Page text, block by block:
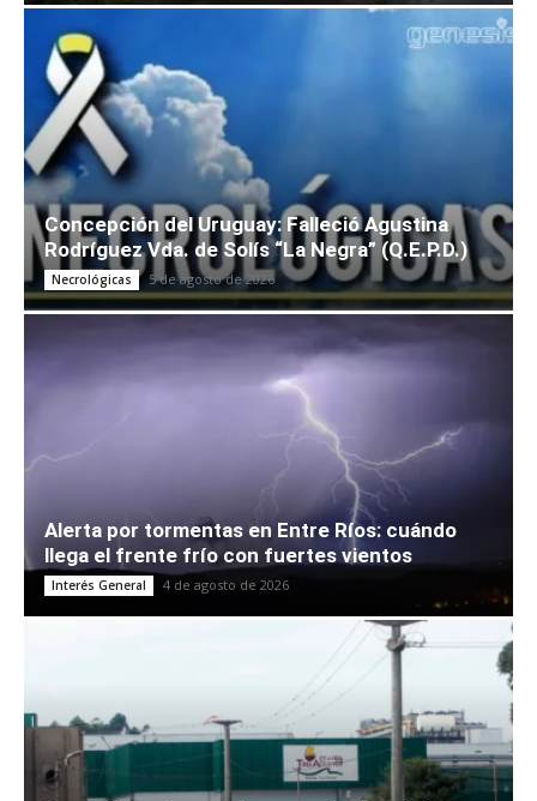
Concepción del Uruguay: Falleció Agustina
Rodríguez Vda. de Solís “La Negra” (Q.E.P.D.)
Necrológicas 5 de agosto de 2026
Alerta por tormentas en Entre Ríos: cuándo
llega el frente frío con fuertes vientos
Interés General 4 de agosto de 2026